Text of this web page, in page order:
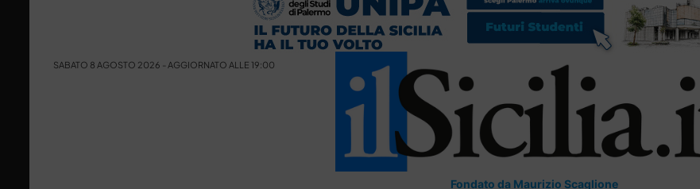
SABATO 8 AGOSTO 2026 - AGGIORNATO ALLE 19:00
Fondato da Maurizio Scaglione